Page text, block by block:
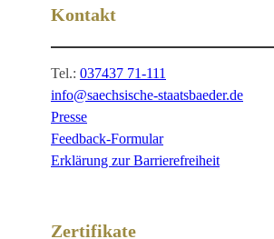
Kontakt
Tel.: 037437 71-111
info@saechsische-staatsbaeder.de
Presse
Feedback-Formular
Erklärung zur Barrierefreiheit
Zertifikate